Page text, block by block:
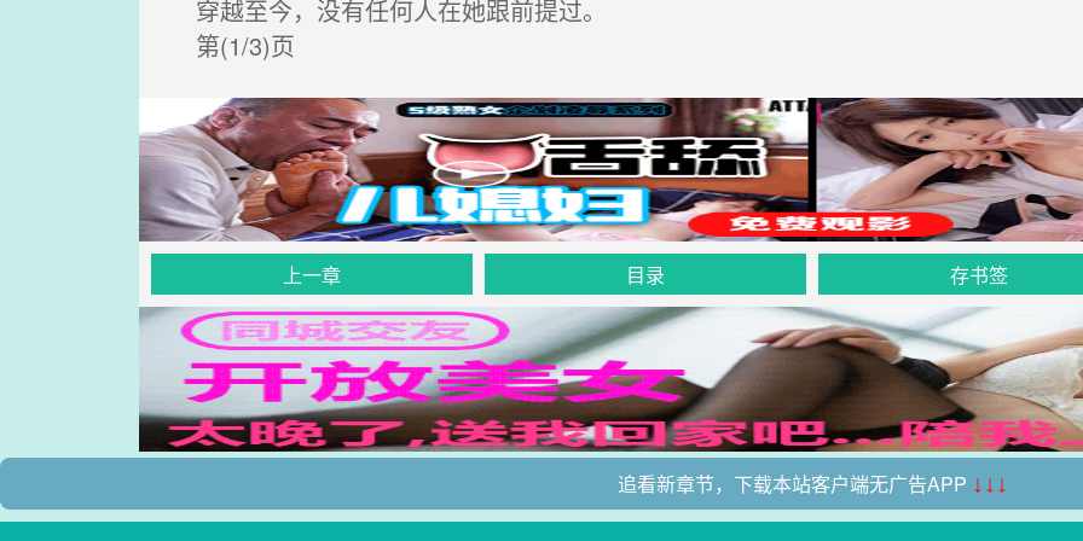
穿越至今，没有任何人在她跟前提过。
第(1/3)页
上一章 目录 存书签
追看新章节，下载本站客户端无广告APP ↓↓↓